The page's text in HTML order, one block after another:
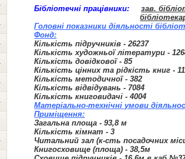
Бібліотечні працівники:
зав.
Головні показники діяльності
Фонд:
Кількість підручників - 26237
Кількість художньої літератури -
Кількість довідкової - 85
Кількість цінних та рідкість книг -
Кількість методичної - 382
Кількість відвідувань - 7084
Кількість книговидачі - 4004
Матеріально-технічні умови
Приміщення:
Загальна площа - 93,8 м
Кількість кімнат - 3
Читальний зал (к-сть посадочних
Книгосховище (площа) - 38,5м